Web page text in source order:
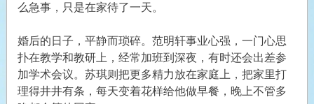
么急事，只是在家待了一天。
婚后的日子，平静而琐碎。范明轩事业心强，一门心思
扑在教学和教研上，经常加班到深夜，有时还会出差参
加学术会议。苏琪则把更多精力放在家庭上，把家里打
理得井井有条，每天变着花样给他做早餐，晚上不管多